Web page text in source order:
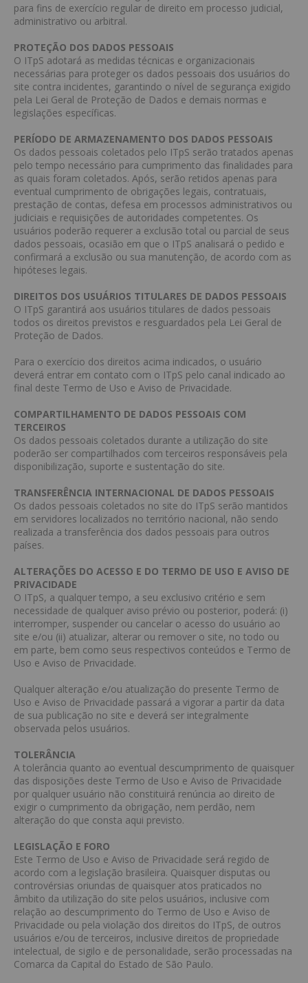
para fins de exercício regular de direito em processo judicial,
administrativo ou arbitral.
PROTEÇÃO DOS DADOS PESSOAIS
O ITpS adotará as medidas técnicas e organizacionais
necessárias para proteger os dados pessoais dos usuários do
site contra incidentes, garantindo o nível de segurança exigido
pela Lei Geral de Proteção de Dados e demais normas e
legislações específicas.
PERÍODO DE ARMAZENAMENTO DOS DADOS PESSOAIS
Os dados pessoais coletados pelo ITpS serão tratados apenas
pelo tempo necessário para cumprimento das finalidades para
as quais foram coletados. Após, serão retidos apenas para
eventual cumprimento de obrigações legais, contratuais,
prestação de contas, defesa em processos administrativos ou
judiciais e requisições de autoridades competentes. Os
usuários poderão requerer a exclusão total ou parcial de seus
dados pessoais, ocasião em que o ITpS analisará o pedido e
confirmará a exclusão ou sua manutenção, de acordo com as
hipóteses legais.
DIREITOS DOS USUÁRIOS TITULARES DE DADOS PESSOAIS
O ITpS garantirá aos usuários titulares de dados pessoais
todos os direitos previstos e resguardados pela Lei Geral de
Proteção de Dados.
Para o exercício dos direitos acima indicados, o usuário
deverá entrar em contato com o ITpS pelo canal indicado ao
final deste Termo de Uso e Aviso de Privacidade.
COMPARTILHAMENTO DE DADOS PESSOAIS COM
TERCEIROS
Os dados pessoais coletados durante a utilização do site
poderão ser compartilhados com terceiros responsáveis pela
disponibilização, suporte e sustentação do site.
TRANSFERÊNCIA INTERNACIONAL DE DADOS PESSOAIS
Os dados pessoais coletados no site do ITpS serão mantidos
em servidores localizados no território nacional, não sendo
realizada a transferência dos dados pessoais para outros
países.
ALTERAÇÕES DO ACESSO E DO TERMO DE USO E AVISO DE
PRIVACIDADE
O ITpS, a qualquer tempo, a seu exclusivo critério e sem
necessidade de qualquer aviso prévio ou posterior, poderá: (i)
interromper, suspender ou cancelar o acesso do usuário ao
site e/ou (ii) atualizar, alterar ou remover o site, no todo ou
em parte, bem como seus respectivos conteúdos e Termo de
Uso e Aviso de Privacidade.
Qualquer alteração e/ou atualização do presente Termo de
Uso e Aviso de Privacidade passará a vigorar a partir da data
de sua publicação no site e deverá ser integralmente
observada pelos usuários.
TOLERÂNCIA
A tolerância quanto ao eventual descumprimento de quaisquer
das disposições deste Termo de Uso e Aviso de Privacidade
por qualquer usuário não constituirá renúncia ao direito de
exigir o cumprimento da obrigação, nem perdão, nem
alteração do que consta aqui previsto.
LEGISLAÇÃO E FORO
Este Termo de Uso e Aviso de Privacidade será regido de
acordo com a legislação brasileira. Quaisquer disputas ou
controvérsias oriundas de quaisquer atos praticados no
âmbito da utilização do site pelos usuários, inclusive com
relação ao descumprimento do Termo de Uso e Aviso de
Privacidade ou pela violação dos direitos do ITpS, de outros
usuários e/ou de terceiros, inclusive direitos de propriedade
intelectual, de sigilo e de personalidade, serão processadas na
Comarca da Capital do Estado de São Paulo.